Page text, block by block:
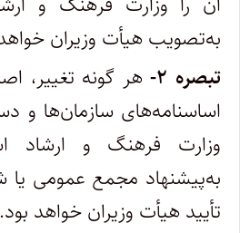
به‌تصویب هیأت وزیران
‌تبصره ۲-
هر گونه تغییر،
اساسنامه‌های سازمان‌ها و
وزارت فرهنگ و ارشاد
به‌پیشنهاد مجمع عمومی یا
تأیید هیأت وزیران خواهد بود.